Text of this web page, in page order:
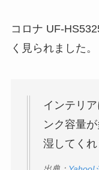
コロナ UF-
く見られました。
インテリ
ンク容量
湿してくれ